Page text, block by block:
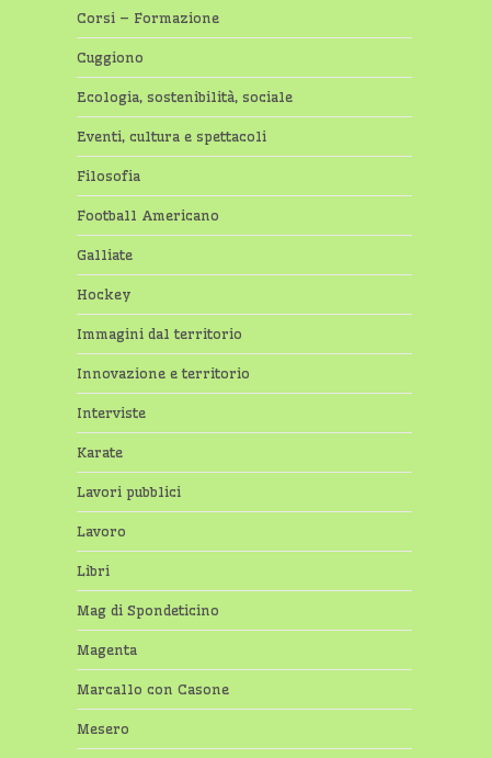
Corsi – Formazione
Cuggiono
Ecologia, sostenibilità, sociale
Eventi, cultura e spettacoli
Filosofia
Football Americano
Galliate
Hockey
Immagini dal territorio
Innovazione e territorio
Interviste
Karate
Lavori pubblici
Lavoro
Libri
Mag di Spondeticino
Magenta
Marcallo con Casone
Mesero